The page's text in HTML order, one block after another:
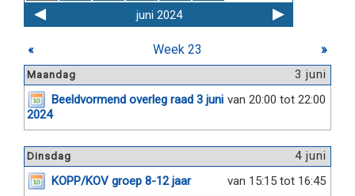
juni 2024
« Week 23 »
3 juni
Maandag
van 20:00 tot 22:00
Beeldvormend overleg raad 3 juni
2024
4 juni
Dinsdag
van 15:15 tot 16:45
KOPP/KOV groep 8-12 jaar